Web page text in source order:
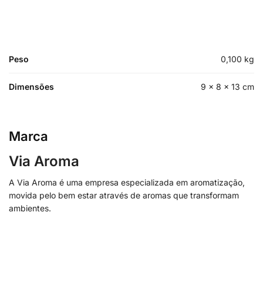
Peso 0,100 kg
Dimensões 9 × 8 × 13 cm
Marca
Via Aroma
A Via Aroma é uma empresa especializada em aromatização,
movida pelo bem estar através de aromas que transformam
ambientes.